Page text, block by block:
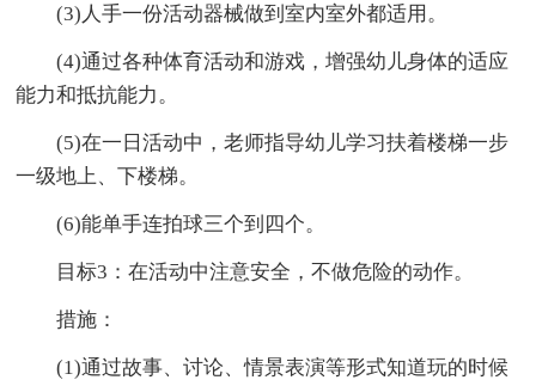
(3)人手一份活动器械做到室内室外都适用。
(4)通过各种体育活动和游戏，增强幼儿身体的适应
能力和抵抗能力。
(5)在一日活动中，老师指导幼儿学习扶着楼梯一步
一级地上、下楼梯。
(6)能单手连拍球三个到四个。
目标3：在活动中注意安全，不做危险的动作。
措施：
(1)通过故事、讨论、情景表演等形式知道玩的时候